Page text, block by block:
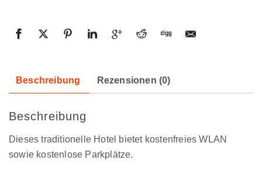
Beschreibung Rezensionen (0)
Beschreibung
Dieses traditionelle Hotel bietet kostenfreies WLAN
sowie kostenlose Parkplätze.